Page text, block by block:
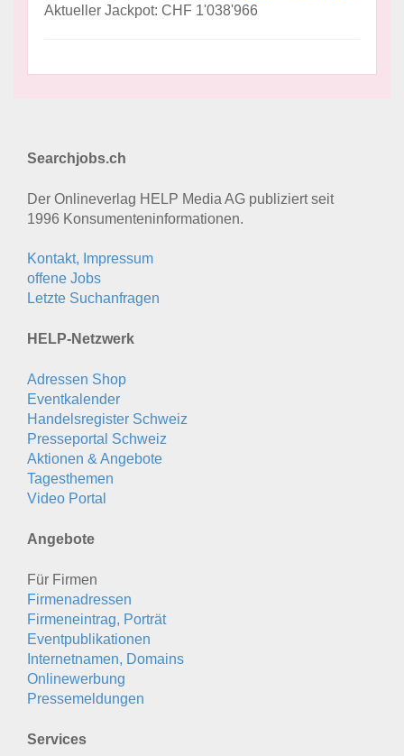
Aktueller Jackpot: CHF 1'038'966
Searchjobs.ch
Der Onlineverlag HELP Media AG publiziert seit
1996 Konsumenten­informationen.
Kontakt, Impressum
offene Jobs
Letzte Suchanfragen
HELP-Netzwerk
Adressen Shop
Eventkalender
Handelsregister Schweiz
Presseportal Schweiz
Aktionen & Angebote
Tagesthemen
Video Portal
Angebote
Für Firmen
Firmenadressen
Firmeneintrag, Porträt
Eventpublikationen
Internetnamen, Domains
Onlinewerbung
Pressemeldungen
Services